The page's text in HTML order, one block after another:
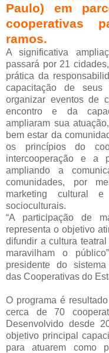
Paulo) em
cooperativas
ramos.
A significativa
passará por 21
prática da
capacitação de seus
organizar eventos de
encontro e da
ampliaram sua
bem estar da
os princípios do
intercooperação e a
ampliando a
comunidades, por
marketing cultural
socioculturais.
“A participação de
representa o objetivo
difundir a cultura
maravilham o
presidente do sistema
das Cooperativas do
O programa é
cerca de 70
Desenvolvido desde
objetivo principal
para atuarem como